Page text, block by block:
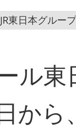
JR東日本グループ
ル東
か